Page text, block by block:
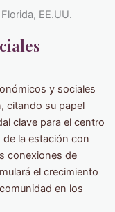
y sociales
citando su papel
clave para el centro
la estación con
conexiones de
el crecimiento
en los